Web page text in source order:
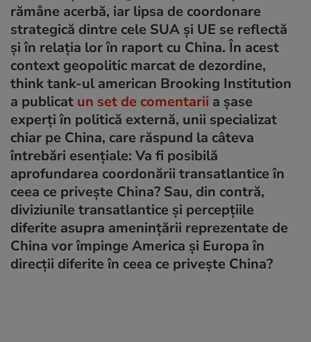
rămâne acerbă, iar lipsa de coordonare
strategică dintre cele SUA și UE se reflectă
și în relația lor în raport cu China. În acest
context geopolitic marcat de dezordine,
think tank-ul american Brooking Institution
a publicat un set de comentarii a șase
experți în politică externă, unii specializat
chiar pe China, care răspund la câteva
întrebări esențiale: Va fi posibilă
aprofundarea coordonării transatlantice în
ceea ce privește China? Sau, din contră,
diviziunile transatlantice și percepțiile
diferite asupra amenințării reprezentate de
China vor împinge America și Europa în
direcții diferite în ceea ce privește China?